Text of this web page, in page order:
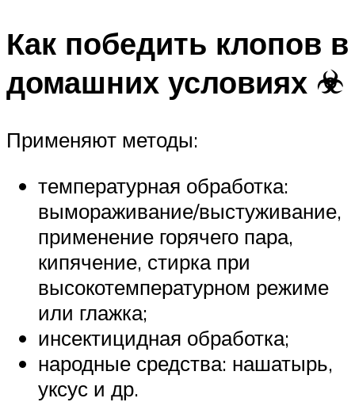
Как победить клопов в
домашних условиях ☣
Применяют методы:
температурная обработка:
вымораживание/выстуживание,
применение горячего пара,
кипячение, стирка при
высокотемпературном режиме
или глажка;
инсектицидная обработка;
народные средства: нашатырь,
уксус и др.